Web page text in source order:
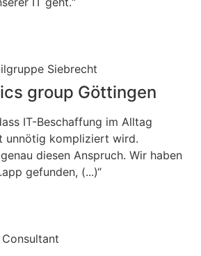
Siebrecht
group Göttingen
IT-Beschaffung im Alltag
unnötig kompliziert wird.
diesen Anspruch. Wir haben
gefunden, (...)“